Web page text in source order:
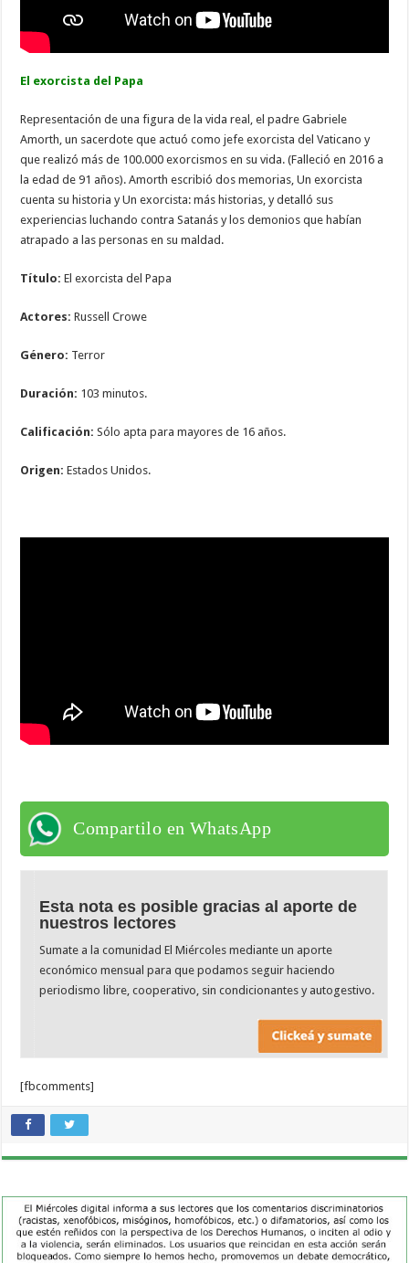
El exorcista del Papa
Representación de una figura de la vida real, el padre Gabriele
Amorth, un sacerdote que actuó como jefe exorcista del Vaticano y
que realizó más de 100.000 exorcismos en su vida. (Falleció en 2016 a
la edad de 91 años). Amorth escribió dos memorias, Un exorcista
cuenta su historia y Un exorcista: más historias, y detalló sus
experiencias luchando contra Satanás y los demonios que habían
atrapado a las personas en su maldad.
Título:El exorcista del Papa
Actores: Russell Crowe
Género: Terror
Duración: 103 minutos.
Calificación: Sólo apta para mayores de 16 años.
Origen:Estados Unidos.
Compartilo en WhatsApp
Esta nota es posible gracias al aporte de
nuestros lectores
Sumate a la comunidad El Miércoles mediante un aporte
económico mensual para que podamos seguir haciendo
periodismo libre, cooperativo, sin condicionantes y autogestivo.
[fbcomments]